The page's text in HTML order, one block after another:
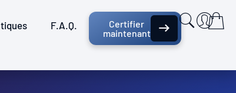
F.A.Q.
Certifier
maintenant